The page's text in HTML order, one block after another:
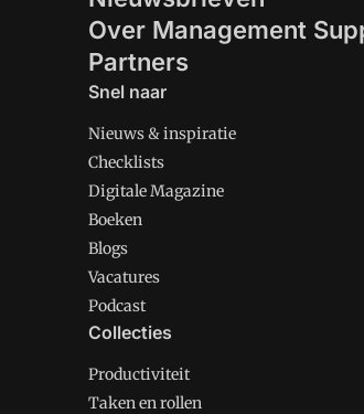
Over Management
Partners
Snel naar
Nieuws & inspiratie
Checklists
Digitale Magazine
Boeken
Blogs
Vacatures
Podcast
Collecties
Productiviteit
Taken en rollen